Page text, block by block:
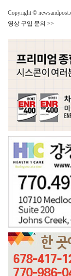
Copyright ©
영상 구입 문의 >>